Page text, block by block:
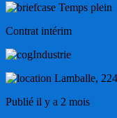
Temps plein
Contrat intérim
Industrie
Lamballe,
Publié il y a 2 mois